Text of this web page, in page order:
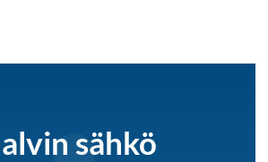
sähkö